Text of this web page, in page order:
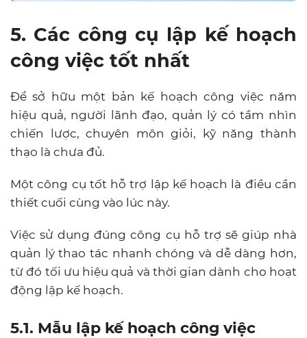
5. Các công cụ lập kế hoạch
công việc tốt nhất
Để sở hữu một bản kế hoạch công việc năm
hiệu quả, người lãnh đạo, quản lý có tầm nhìn
chiến lược, chuyên môn giỏi, kỹ năng thành
thạo là chưa đủ.
Một công cụ tốt hỗ trợ lập kế hoạch là điều cần
thiết cuối cùng vào lúc này.
Việc sử dụng đúng công cụ hỗ trợ sẽ giúp nhà
quản lý thao tác nhanh chóng và dễ dàng hơn,
từ đó tối ưu hiệu quả và thời gian dành cho hoạt
động lập kế hoạch.
5.1. Mẫu lập kế hoạch công việc